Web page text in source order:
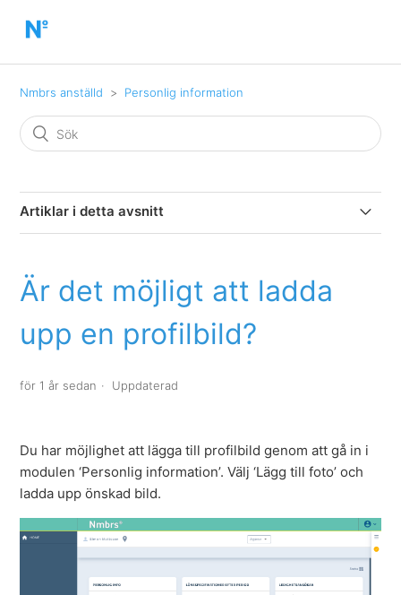
Nmbrs anställd Personlig information
Artiklar i detta avsnitt
Jag kan inte ändra min personliga information. Hur går
jag tillväga för att ändra detta?
Är det möjligt att ladda
upp en profilbild?
för 1 år sedan Uppdaterad
Du har möjlighet att lägga till profilbild genom att gå in i
modulen ‘Personlig information’. Välj ‘Lägg till foto’ och
ladda upp önskad bild.